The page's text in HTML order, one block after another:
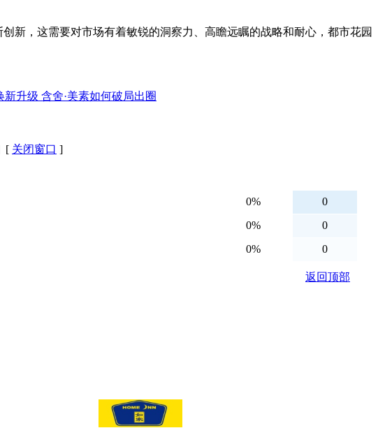
新，这需要对市场有着敏锐的洞察力、高瞻远瞩的战略和耐心，都市花园
新升级 含舍·美素如何破局出圈
[ 关闭窗口 ]